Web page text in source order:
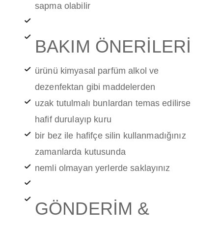
sapma olabilir
BAKIM ÖNERİLERİ
ürünü kimyasal parfüm alkol ve
dezenfektan gibi maddelerden
uzak tutulmalı bunlardan temas edilirse
hafif durulayıp kuru
bir bez ile hafifçe silin kullanmadığınız
zamanlarda kutusunda
nemli olmayan yerlerde saklayınız
GÖNDERİM &